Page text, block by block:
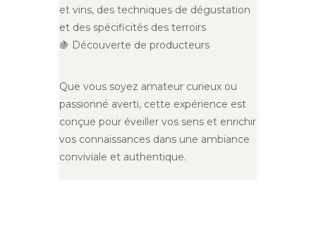
et vins, des techniques de dégustation
et des spécificités des terroirs
🍇 Découverte de producteurs
Que vous soyez amateur curieux ou
passionné averti, cette expérience est
conçue pour éveiller vos sens et enrichir
vos connaissances dans une ambiance
conviviale et authentique.